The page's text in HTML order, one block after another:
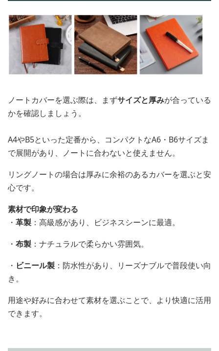
ノートカバーを選ぶ際は、まずサイズと厚みが合っている
かを確認しましょう。
A4やB5といった定番から、コンパクトなA6・B6サイズま
で展開があり、ノートに合わないと使えません。
リングノートの場合は厚みに余裕のあるカバーを選ぶと安
心です。
素材で印象が変わる
・ 革製 ：高級感があり、ビジネスシーンに最適。
・ 布製 ：ナチュラルで柔らかい雰囲気。
・ ビニール製 ：防水性があり、リーズナブルで普段使い向
き。
用途や好みに合わせて素材を選ぶことで、より快適に活用
できます。